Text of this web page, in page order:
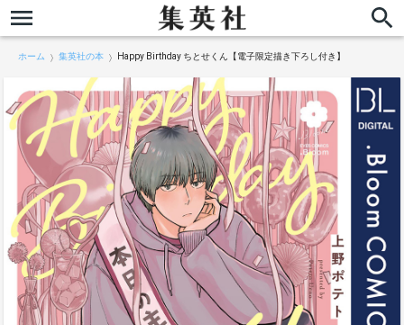
ホーム 集英社の本 Happy Birthday ちとせくん【電子限定描き下ろし付き】